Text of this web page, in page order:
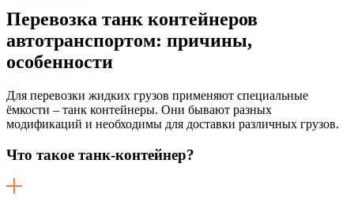
Перевозка танк контейнеров
автотранспортом: причины,
особенности
Для перевозки жидких грузов применяют специальные
ёмкости – танк контейнеры. Они бывают разных
модификаций и необходимы для доставки различных грузов.
Что такое танк-контейнер?